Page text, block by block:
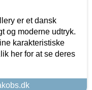
er et dansk
og moderne udtryk.
karakteristiske
her for at se deres